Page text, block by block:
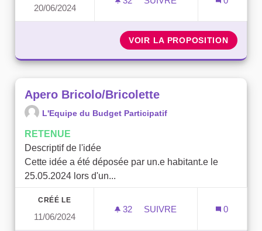
20/06/2024
VOIR LA PROPOSITION
Apero Bricolo/Bricolette
L'Equipe du Budget Participatif
RETENUE
Descriptif de l'idée
Cette idée a été déposée par un.e habitant.e le
25.05.2024 lors d'un...
CRÉÉ LE
11/06/2024
32 32 ABONNÉS
SUIVRE
0